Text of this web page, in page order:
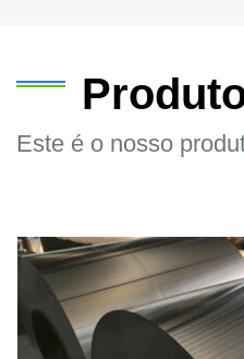
Este é o nosso